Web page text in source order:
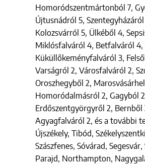
Homoródszentmártonból 7,
Újtusnádról 5,
Kolozsvárról 5, Ülkéből 4,
Miklósfalváról 4, Betfalváról 4,
Küküllőkeményfalváról 3,
Varságról 2, Városfalváról 2,
Oroszhegyből 2,
Homoródalmásról 2, Gagyból
Erdőszentgyörgyről 2, Bernből
Agyagfalváról 2, és a további
Újszékely, Tibód,
Szászfenes, Sóvárad,
Parajd, Northampton,